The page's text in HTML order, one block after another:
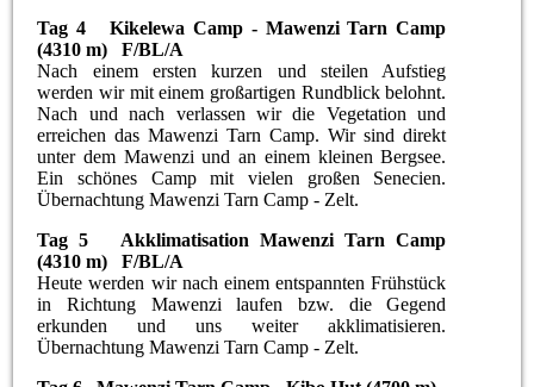
Tag 4 Kikelewa Camp - Mawenzi Tarn Camp
(4310 m) F/BL/A
Nach einem ersten kurzen und steilen Aufstieg
werden wir mit einem großartigen Rundblick belohnt.
Nach und nach verlassen wir die Vegetation und
erreichen das Mawenzi Tarn Camp. Wir sind direkt
unter dem Mawenzi und an einem kleinen Bergsee.
Ein schönes Camp mit vielen großen Senecien.
Übernachtung Mawenzi Tarn Camp - Zelt.
Tag 5 Akklimatisation Mawenzi Tarn Camp
(4310 m) F/BL/A
Heute werden wir nach einem entspannten Frühstück
in Richtung Mawenzi laufen bzw. die Gegend
erkunden und uns weiter akklimatisieren.
Übernachtung Mawenzi Tarn Camp - Zelt.